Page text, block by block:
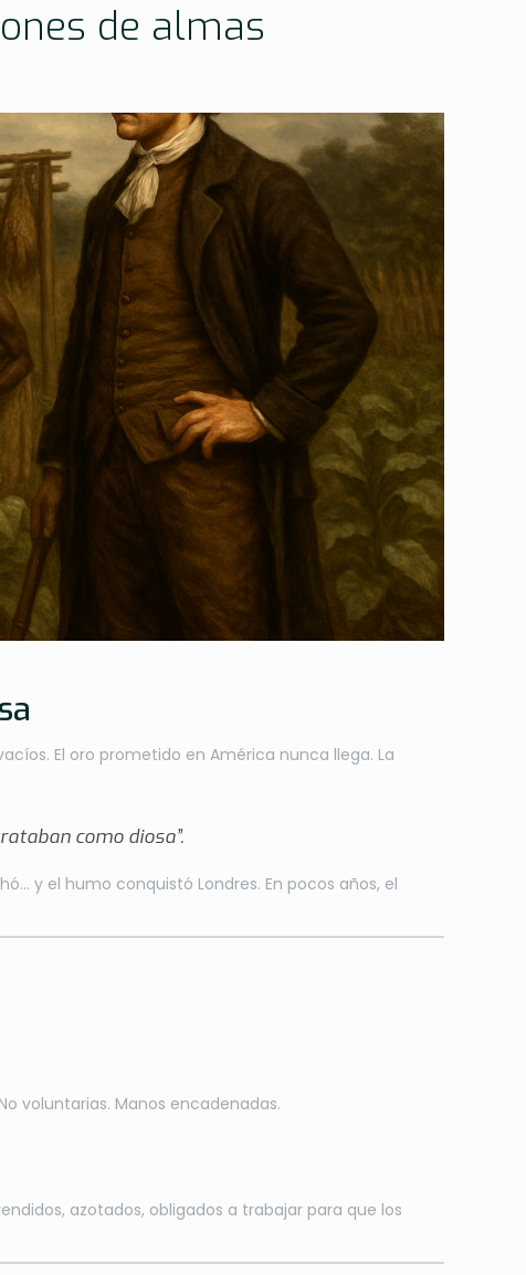
de almas
El oro prometido en América nunca llega. La
como diosa”.
y el humo conquistó Londres. En pocos años, el
voluntarias. Manos encadenadas.
azotados, obligados a trabajar para que los